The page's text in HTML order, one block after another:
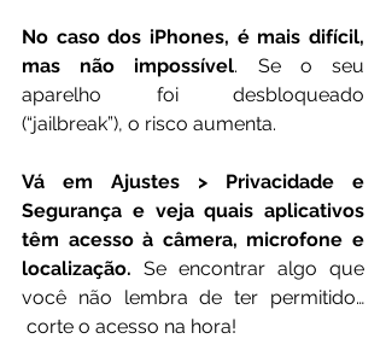
No caso dos iPhones, é mais difícil,
mas não impossível. Se o seu
aparelho foi desbloqueado
(“jailbreak”), o risco aumenta.
Vá em Ajustes > Privacidade e
Segurança e veja quais aplicativos
têm acesso à câmera, microfone e
localização. Se encontrar algo que
você não lembra de ter permitido…
corte o acesso na hora!